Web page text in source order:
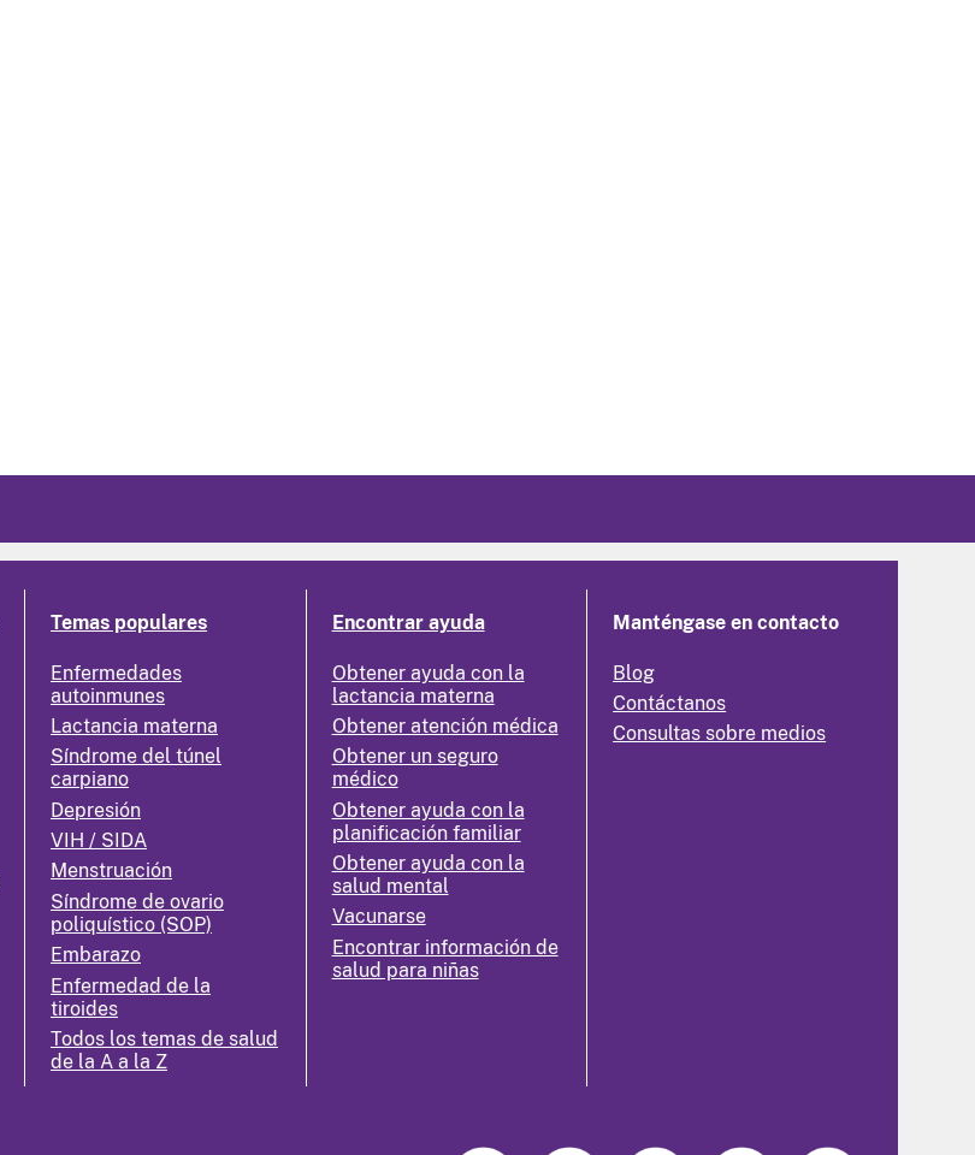
Temas populares
Enfermedades
autoinmunes
Lactancia materna
Síndrome del túnel
carpiano
Depresión
VIH / SIDA
Menstruación
Síndrome de ovario
poliquístico (SOP)
Embarazo
Enfermedad de la
tiroides
Todos los temas de salud
de la A a la Z
Encontrar ayuda
Obtener ayuda con la
lactancia materna
Obtener atención médica
Obtener un seguro
médico
Obtener ayuda con la
planificación familiar
Obtener ayuda con la
salud mental
Vacunarse
Encontrar información de
salud para niñas
Manténgase en contacto
Blog
Contáctanos
Consultas sobre medios